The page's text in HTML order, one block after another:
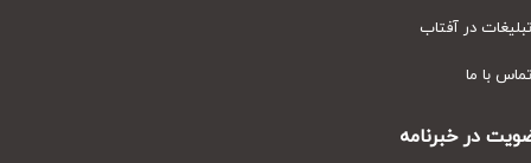
در آفتاب
با ما
در خبرنامه